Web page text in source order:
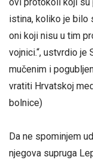
ovi protokoli koji su
istina, koliko je bilo
oni koji nisu u tim
vojnici.“, ustvrdio
mučenim i
vratiti Hrvatskoj
bolnice)
Da ne spominjem
njegova supruga